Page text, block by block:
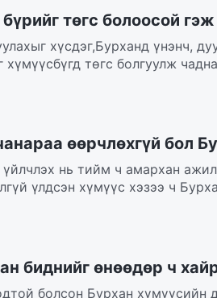
төгс болоосой
хүсдэг,Бурханд үнэнч,
хүмүүсбүгд төгс болгуулж
өөрчлөхгүй бол
нь тийм ч амархан
үлдсэн хүмүүс хэзээ ч
биднийг өнөөдөр ч
болсон Бурхан хүмүүсийн